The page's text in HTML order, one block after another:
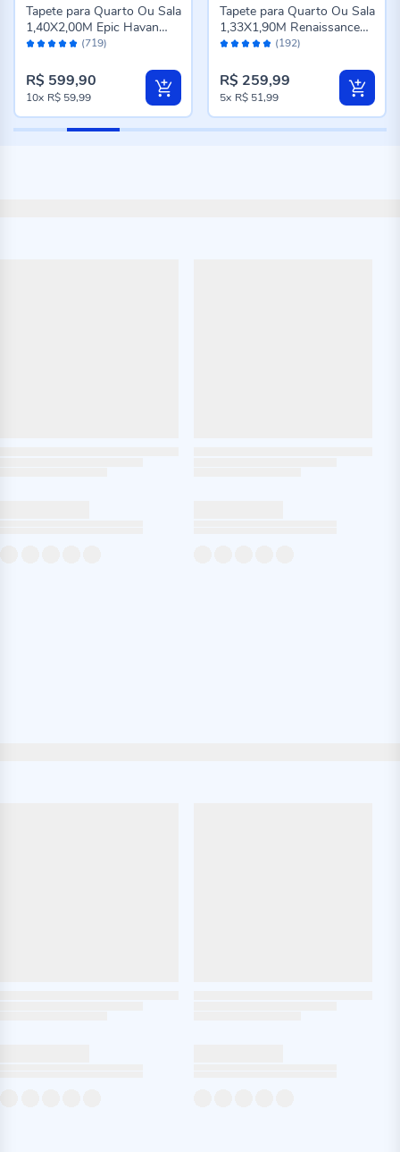
Avaliação: (719)
Tapete para Quarto Ou Sala
1,40X2,00M Epic Havan
Casa - Cinza Novo
R$ 599,90
10x R$ 59,99
Avaliação: (192)
Tapete para Quarto Ou Sala
1,33X1,90M Renaissance
Havan Casa - Genova
R$ 259,99
5x R$ 51,99